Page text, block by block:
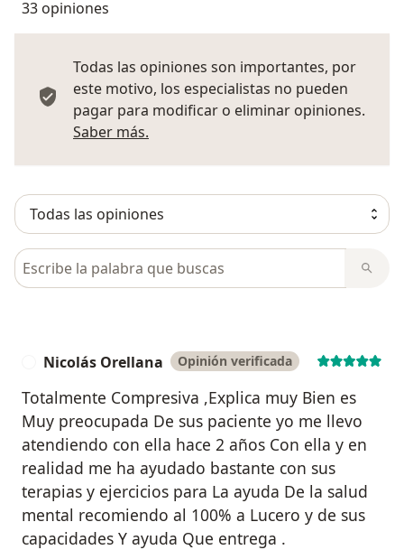
33 opiniones
Todas las opiniones son importantes, por
este motivo, los especialistas no pueden
pagar para modificar o eliminar opiniones.
Saber más.
Busca en opiniones
Nicolás Orellana Opinión verificada
Totalmente Compresiva ,Explica muy Bien es
Muy preocupada De sus paciente yo me llevo
atendiendo con ella hace 2 años Con ella y en
realidad me ha ayudado bastante con sus
terapias y ejercicios para La ayuda De la salud
mental recomiendo al 100% a Lucero y de sus
capacidades Y ayuda Que entrega .